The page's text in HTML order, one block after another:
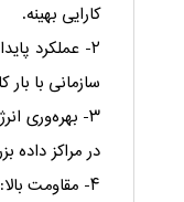
کارایی بهینه.
۲- عملکرد
سازمانی با
۳- بهره‌وری
در مراکز داده
۴- مقاومت